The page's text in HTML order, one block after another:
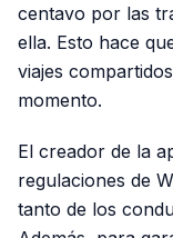
centavo por las
ella. Esto hace
viajes
momento.
El creador de la
regulaciones de
tanto de los